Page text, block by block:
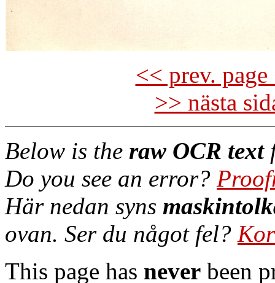
<< prev.
>> nästa
Below is the raw OCR text
Do you see an error?
Här nedan syns
ovan. Ser du något fel?
This page has never been